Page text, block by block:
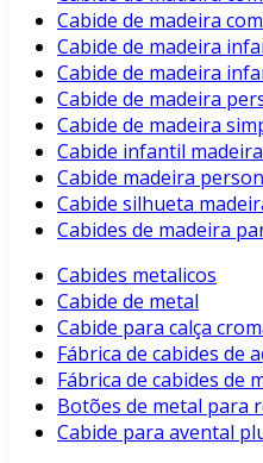
Cabide de madeira
Cabide de madeira
Cabide de madeira
Cabide de madeira
Cabide de madeira
Cabide infantil
Cabide madeira
Cabide silhueta
Cabides de madeira
Cabides metalicos
Cabide de metal
Cabide para calça
Fábrica de cabides de
Fábrica de cabides de
Botões de metal para
Cabide para avental